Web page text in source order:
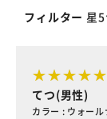
フィルター 星
てつ(男性)
カラー : ウォー